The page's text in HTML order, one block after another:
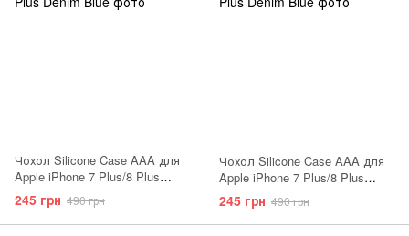
Чохол Silicone Case AAA для
Apple iPhone 7 Plus/8 Plus
Deep Navy
245 грн 490 грн
Чохол Silicone Case AAA для
Apple iPhone 7 Plus/8 Plus
Pollen
245 грн 490 грн